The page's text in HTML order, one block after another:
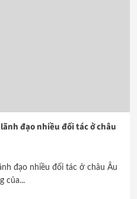
đạo nhiều đối tác ở châu
đạo nhiều đối tác ở châu Âu
của...